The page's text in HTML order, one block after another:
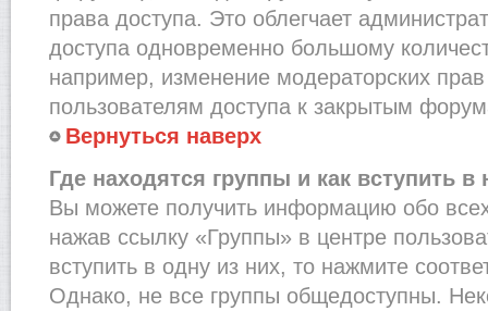
права доступа. Это облегчает
доступа одновременно большому
например, изменение модераторских
пользователям доступа к закрытым
Вернуться наверх
Где находятся группы и как вступить в
Вы можете получить информацию обо
нажав ссылку «Группы» в центре
вступить в одну из них, то нажмите
Однако, не все группы общедоступны.